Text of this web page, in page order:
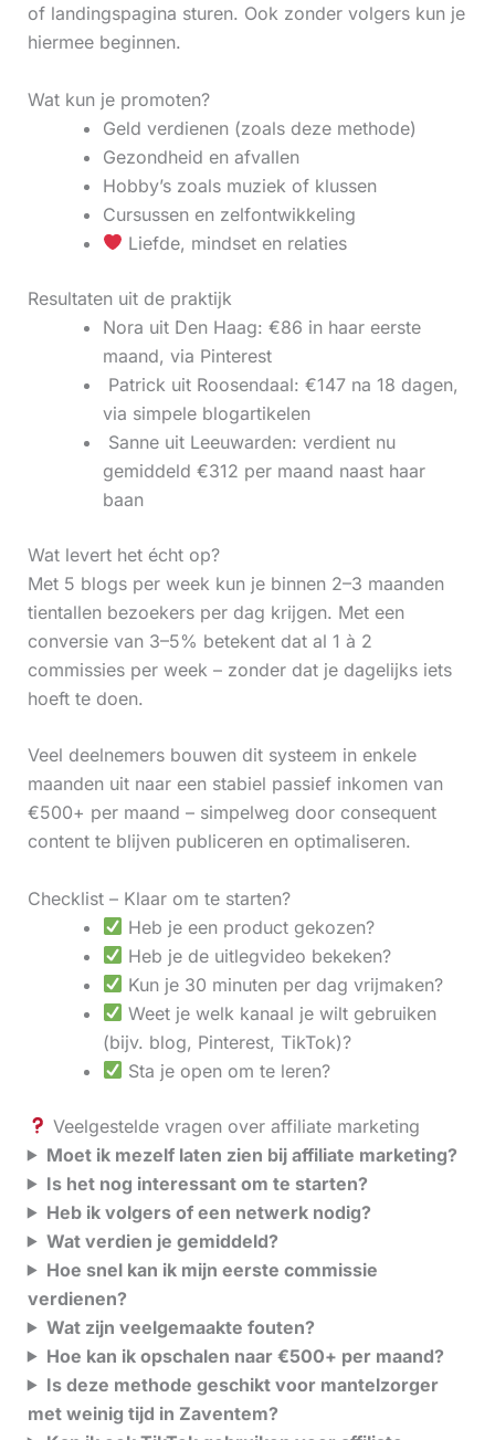
of landingspagina sturen. Ook zonder volgers kun je
hiermee beginnen.
Wat kun je promoten?
Geld verdienen (zoals deze methode)
Gezondheid en afvallen
Hobby’s zoals muziek of klussen
Cursussen en zelfontwikkeling
Liefde, mindset en relaties
Resultaten uit de praktijk
Nora uit Den Haag: €86 in haar eerste
maand, via Pinterest
‍ Patrick uit Roosendaal: €147 na 18 dagen,
via simpele blogartikelen
‍ Sanne uit Leeuwarden: verdient nu
gemiddeld €312 per maand naast haar
baan
Wat levert het écht op?
Met 5 blogs per week kun je binnen 2–3 maanden
tientallen bezoekers per dag krijgen. Met een
conversie van 3–5% betekent dat al 1 à 2
commissies per week – zonder dat je dagelijks iets
hoeft te doen.
Veel deelnemers bouwen dit systeem in enkele
maanden uit naar een stabiel passief inkomen van
€500+ per maand – simpelweg door consequent
content te blijven publiceren en optimaliseren.
Checklist – Klaar om te starten?
Heb je een product gekozen?
Heb je de uitlegvideo bekeken?
Kun je 30 minuten per dag vrijmaken?
Weet je welk kanaal je wilt gebruiken
(bijv. blog, Pinterest, TikTok)?
Sta je open om te leren?
Veelgestelde vragen over affiliate marketing
Moet ik mezelf laten zien bij affiliate marketing?
Is het nog interessant om te starten?
Heb ik volgers of een netwerk nodig?
Wat verdien je gemiddeld?
Hoe snel kan ik mijn eerste commissie
verdienen?
Wat zijn veelgemaakte fouten?
Hoe kan ik opschalen naar €500+ per maand?
Is deze methode geschikt voor mantelzorger
met weinig tijd in Zaventem?